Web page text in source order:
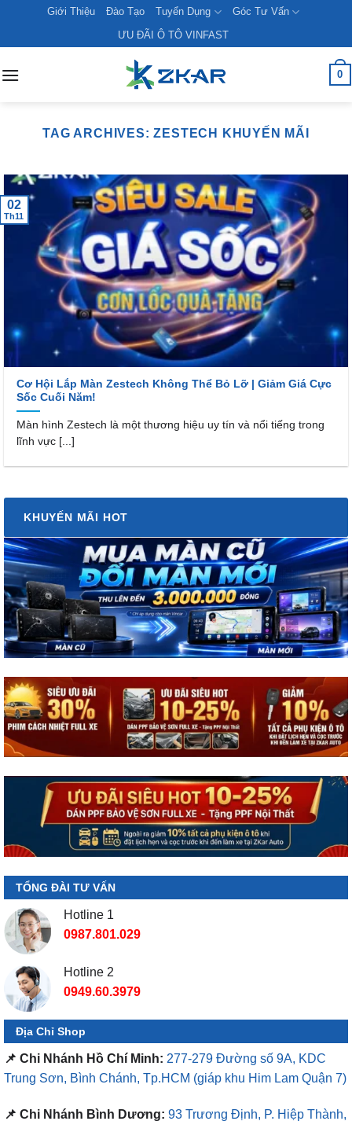
content
Giới Thiệu Đào Tạo Tuyển Dụng
Góc Tư Vấn
ƯU ĐÃI Ô TÔ VINFAST
0
TAG ARCHIVES:ZESTECH KHUYẾN MÃI
Cơ Hội Lắp Màn Zestech Không Thể Bỏ Lỡ | Giảm Giá Cực
Sốc Cuối Năm!
Màn hình Zestech là một thương hiệu uy tín và nổi tiếng trong
lĩnh vực [...]
02
Th11
KHUYẾN MÃI HOT
TỔNG ĐÀI TƯ VẤN
Hotline 1
0987.801.029
Hotline 2
0949.60.3979
Địa Chỉ Shop
📌 Chi Nhánh Hồ Chí Minh: 277-279 Đường số 9A, KDC
Trung Sơn, Bình Chánh, Tp.HCM (giáp khu Him Lam Quận 7)
📌 Chi Nhánh Bình Dương: 93 Trương Định, P. Hiệp Thành,